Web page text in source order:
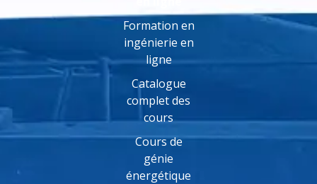
Formation en
ingénierie en
ligne
Catalogue
complet des
cours
Cours de
génie
énergétique